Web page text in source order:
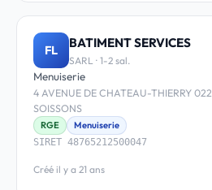
FL BATIMENT SERVICES
SARL · 1-2 sal.
Menuiserie
4 AVENUE DE CHATEAU-THIERRY
SOISSONS
RGE
Menuiserie
SIRET 48765212500047
Créé il y a 21 ans